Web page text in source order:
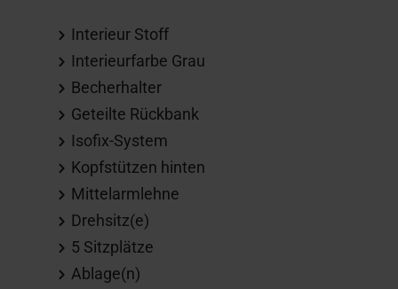
Interieur Stoff
Interieurfarbe Grau
Becherhalter
Geteilte Rückbank
Isofix-System
Kopfstützen hinten
Mittelarmlehne
Drehsitz(e)
5 Sitzplätze
Ablage(n)